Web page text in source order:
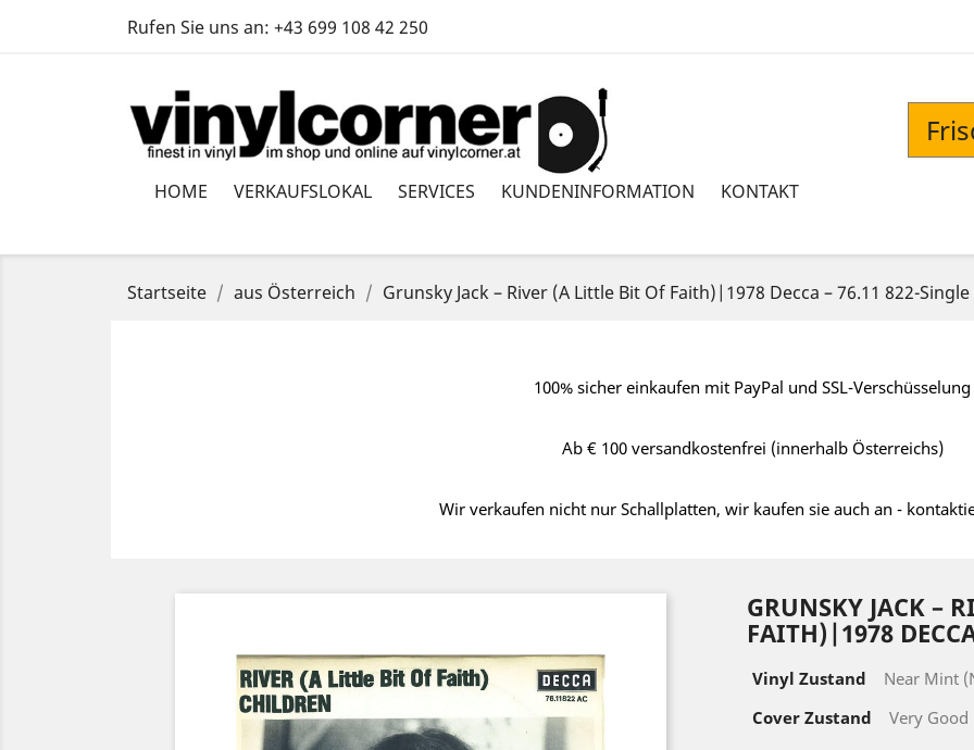
Rufen Sie uns an: +43 699 108 42 250
HOME VERKAUFSLOKAL SERVICES KUNDENINFORMATION KONTAKT
Startseite aus Österreich Grunsky Jack – River (A Little Bit Of Faith)|1978 Decca ‎– 76.11 822-Single
100% sicher einkaufen mit PayPal und SSL-Verschüsselung
Ab € 100 versandkostenfrei (innerhalb Österreichs)
Wir verkaufen nicht nur Schallplatten, wir kaufen sie auch an -
GRUNSKY JACK –
FAITH)|1978
Vinyl Zustand
Near Mint
Cover Zustand
Very Good